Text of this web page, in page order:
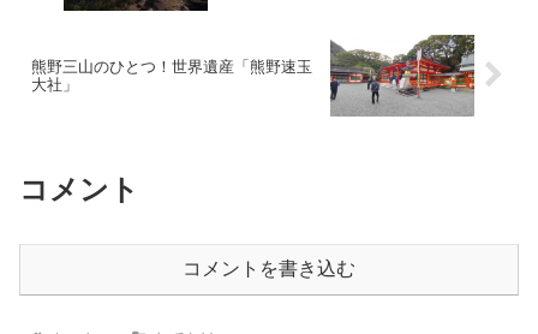
熊野三山のひとつ！世界遺産「熊野速玉
大社」
コメント
コメントを書き込む